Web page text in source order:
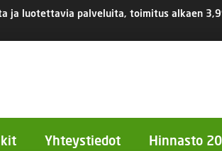
ja luotettavia palveluita, toimitus alkaen
Yhteystiedot Hinnasto